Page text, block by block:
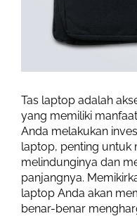
Tas laptop adalah
yang memiliki
Anda melakukan
laptop, penting untuk
melindunginya dan
panjangnya.
laptop Anda akan
benar-benar